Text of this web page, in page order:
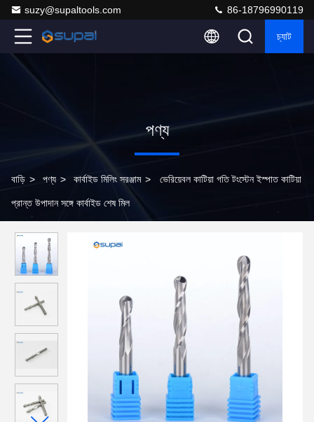
suzy@supaltools.com 86-18796990119
চ্যাট
পণ্য
বাড়ি > পণ্য > কার্বাইড মিলিং সরঞ্জাম > ভেরিয়েবল কাটিয়া গতি টংস্টেন ইস্পাত কাটিয়া
প্রান্ত উপাদান সঙ্গে কার্বাইড শেষ মিল